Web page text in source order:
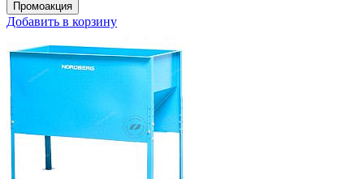
Добавить в корзину